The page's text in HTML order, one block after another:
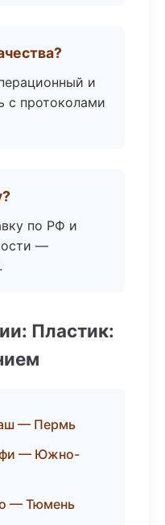
и
с протоколами
по РФ и
—
Пластик:
— Пермь
— Южно-
— Тюмень